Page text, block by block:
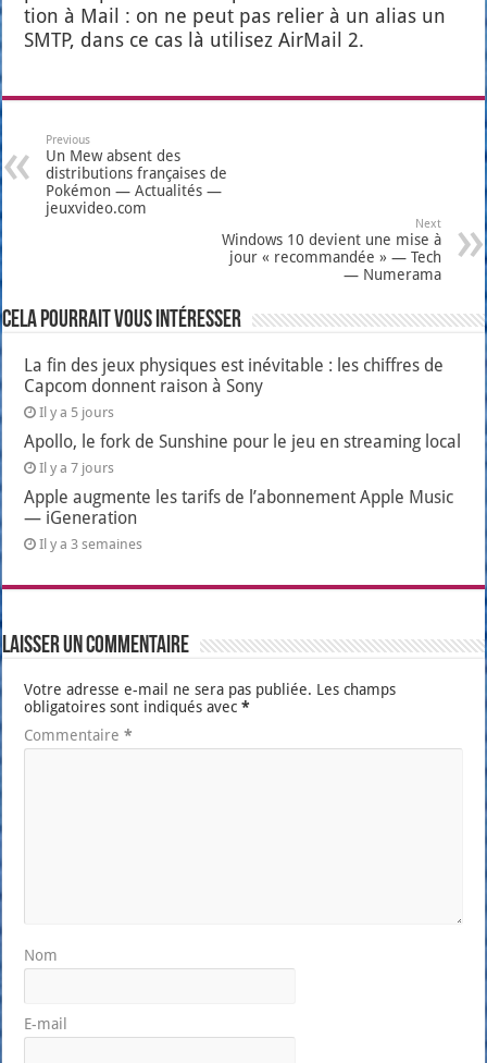
tion à Mail : on ne peut pas relier à un alias un
SMTP, dans ce cas là uti­li­sez Air­Mail 2.
Previous
Un Mew absent des
distributions françaises de
Pokémon — Actualités —
jeuxvideo.com
Next
Windows 10 devient une mise à
jour « recommandée » — Tech
— Numerama
Cela pourrait vous intéresser
La fin des jeux physiques est inévitable : les chiffres de
Capcom donnent raison à Sony
Il y a 5 jours
Apollo, le fork de Sunshine pour le jeu en streaming local
Il y a 7 jours
Apple augmente les tarifs de l’abonnement Apple Music
— iGeneration
Il y a 3 semaines
Laisser un commentaire
Votre adresse e-mail ne sera pas publiée. Les champs
obligatoires sont indiqués avec*
Commentaire*
Nom
E-mail